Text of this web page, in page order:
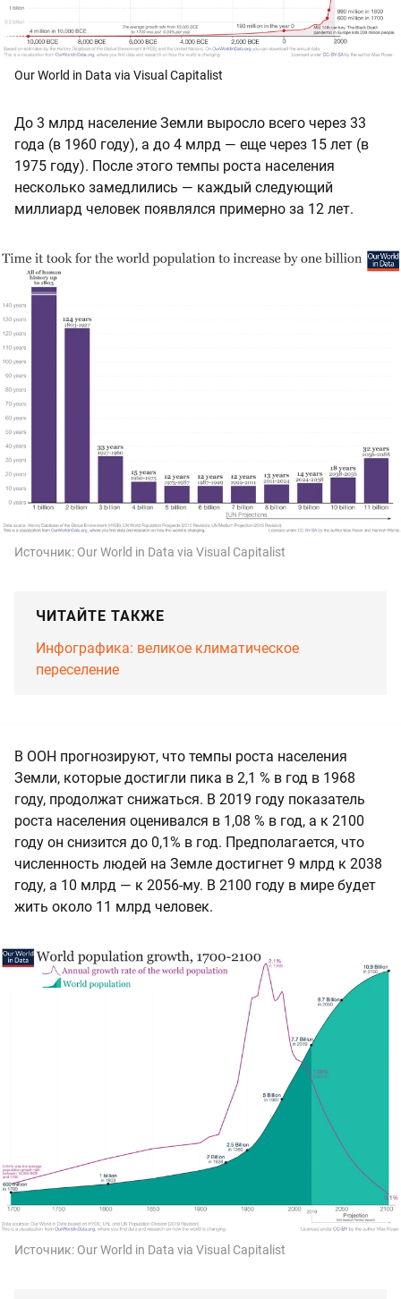
Our World in Data via Visual Capitalist
До 3 млрд население Земли выросло всего через 33
года (в 1960 году), а до 4 млрд — еще через 15 лет (в
1975 году). После этого темпы роста населения
несколько замедлились — каждый следующий
миллиард человек появлялся примерно за 12 лет.
Источник: Our World in Data via Visual Capitalist
ЧИТАЙТЕ ТАКЖЕ
Инфографика: великое климатическое
переселение
В ООН прогнозируют, что темпы роста населения
Земли, которые достигли пика в 2,1 % в год в 1968
году, продолжат снижаться. В 2019 году показатель
роста населения оценивался в 1,08 % в год, а к 2100
году он снизится до 0,1% в год. Предполагается, что
численность людей на Земле достигнет 9 млрд к 2038
году, а 10 млрд — к 2056-му. В 2100 году в мире будет
жить около 11 млрд человек.
Источник: Our World in Data via Visual Capitalist